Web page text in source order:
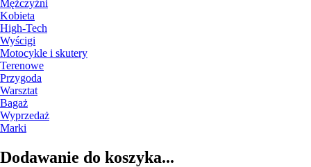
Mężczyźni
Kobieta
High-Tech
Wyścigi
Motocykle i skutery
Terenowe
Przygoda
Warsztat
Bagaż
Wyprzedaż
Marki
Dodawanie do koszyka...